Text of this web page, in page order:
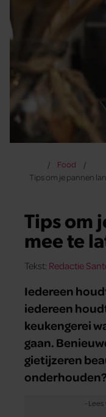
Food
Tips om je pannen
Tips om
mee te
Tekst: Redactie
Iedereen
iedereen
keukengerei
gaan.
gietijzeren